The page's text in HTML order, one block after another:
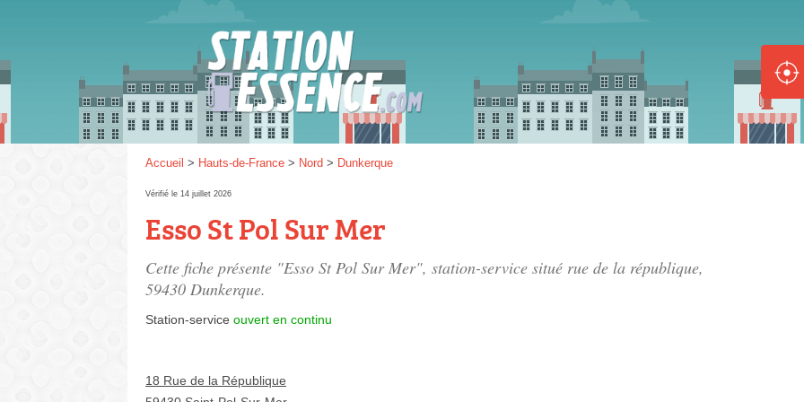
Accueil > Hauts-de-France > Nord > Dunkerque
Vérifié le 14 juillet 2026
Esso St Pol Sur Mer
Cette fiche présente "Esso St Pol Sur Mer", station-service situé rue de la république,
59430 Dunkerque.
Station-service ouvert en continu
18 Rue de la République
Gazole :
Disponible Épuisé
SP 98 :
SP 95 :
Disponible Épuisé